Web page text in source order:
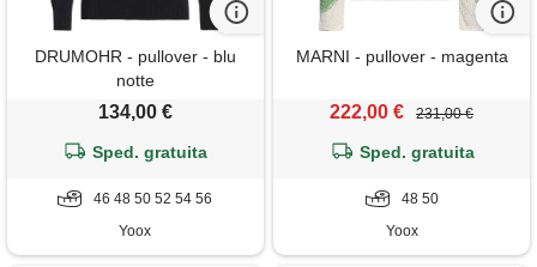
DRUMOHR - pullover - blu
notte
134,00 €
Sped. gratuita
46 48 50 52 54 56
Yoox
MARNI - pullover - magenta
222,00 € 231,00 €
Sped. gratuita
48 50
Yoox